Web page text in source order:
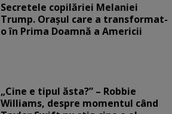
Secretele copilăriei Melaniei
Trump. Orașul care a transformat-
o în Prima Doamnă a Americii
„Cine e tipul ăsta?” – Robbie
Williams, despre momentul când